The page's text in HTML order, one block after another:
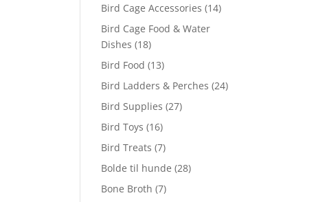
Bird Cage Accessories (14)
Bird Cage Food & Water
Dishes (18)
Bird Food (13)
Bird Ladders & Perches (24)
Bird Supplies (27)
Bird Toys (16)
Bird Treats (7)
Bolde til hunde (28)
Bone Broth (7)